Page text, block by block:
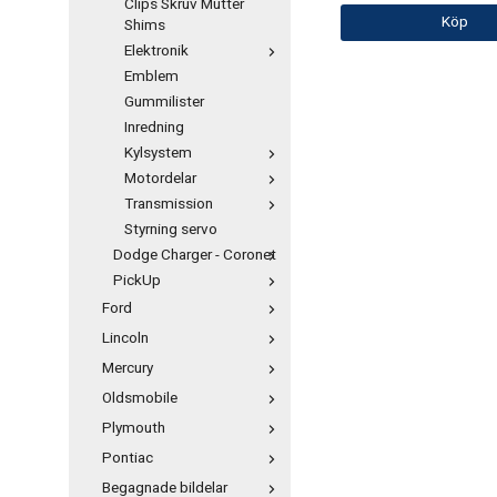
Clips Skruv Mutter
Shims
Elektronik
Emblem
Gummilister
Inredning
Kylsystem
Motordelar
Transmission
Styrning servo
Dodge Charger - Coronet
PickUp
Ford
Lincoln
Mercury
Oldsmobile
Plymouth
Pontiac
Begagnade bildelar
Köp